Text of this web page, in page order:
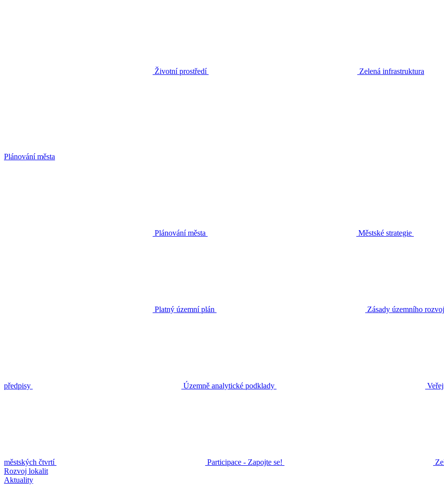
Životní prostředí Zelená infrastruktura
Plánování města
Plánování města Městské strategie
Platný územní plán Zásady územního
předpisy Územně analytické podklady
městských čtvrtí Participace - Zapojte se!
Rozvoj lokalit
Aktuality